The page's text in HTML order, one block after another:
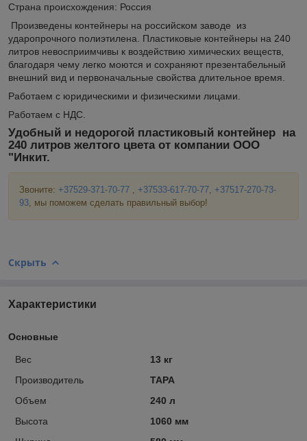
Страна происхождения: Россия
Произведены контейнеры на российском заводе из
ударопрочного полиэтилена. Пластиковые контейнеры на 240
литров невосприимчивы к воздействию химических веществ,
благодаря чему легко моются и сохраняют презентабельный
внешний вид и первоначальные свойства длительное время.
Работаем с юридическими и физическими лицами.
Работаем с НДС.
Удобный и недорогой пластиковый контейнер на
240 литров желтого цвета от компании ООО
"Инкит.
Звоните: +37529-371-70-77 +37533-617-70-77 +37517-270-73-
93 , мы поможем сделать правильный выбор!
Скрыть
Характеристики
Основные
Вес
13 кг
Производитель
ТАРА
Объем
240 л
Высота
1060 мм